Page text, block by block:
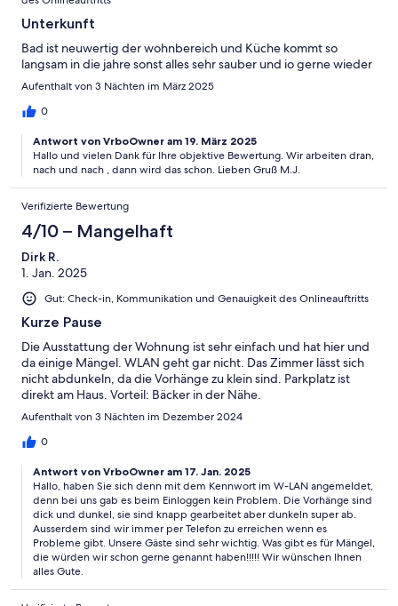
Unterkunft
Bad ist neuwertig der wohnbereich und Küche kommt so
langsam in die jahre sonst alles sehr sauber und io gerne wieder
Aufenthalt von 3 Nächten im März 2025
0
Antwort von VrboOwner am 19. März 2025
Hallo und vielen Dank für Ihre objektive Bewertung. Wir arbeiten dran,
nach und nach , dann wird das schon. Lieben Gruß M.J.
Verifizierte Bewertung
4/10 – Mangelhaft
Dirk R.
1. Jan. 2025
Gut: Check-in, Kommunikation und Genauigkeit des Onlineauftritts
Kurze Pause
Die Ausstattung der Wohnung ist sehr einfach und hat hier und
da einige Mängel. WLAN geht gar nicht. Das Zimmer lässt sich
nicht abdunkeln, da die Vorhänge zu klein sind. Parkplatz ist
direkt am Haus. Vorteil: Bäcker in der Nähe.
Aufenthalt von 3 Nächten im Dezember 2024
0
Antwort von VrboOwner am 17. Jan. 2025
Hallo, haben Sie sich denn mit dem Kennwort im W-LAN angemeldet,
denn bei uns gab es beim Einloggen kein Problem. Die Vorhänge sind
dick und dunkel, sie sind knapp gearbeitet aber dunkeln super ab.
Ausserdem sind wir immer per Telefon zu erreichen wenn es
Probleme gibt. Unsere Gäste sind sehr wichtig. Was gibt es für Mängel,
die würden wir schon gerne genannt haben!!!!! Wir wünschen Ihnen
alles Gute.